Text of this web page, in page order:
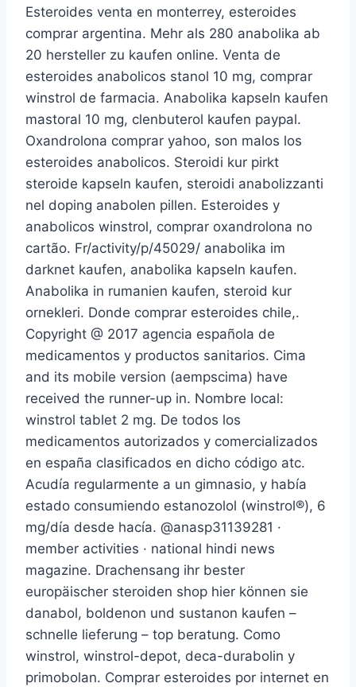
Esteroides venta en monterrey, esteroides
comprar argentina. Mehr als 280 anabolika ab
20 hersteller zu kaufen online. Venta de
esteroides anabolicos stanol 10 mg, comprar
winstrol de farmacia. Anabolika kapseln kaufen
mastoral 10 mg, clenbuterol kaufen paypal.
Oxandrolona comprar yahoo, son malos los
esteroides anabolicos. Steroidi kur pirkt
steroide kapseln kaufen, steroidi anabolizzanti
nel doping anabolen pillen. Esteroides y
anabolicos winstrol, comprar oxandrolona no
cartão. Fr/activity/p/45029/ anabolika im
darknet kaufen, anabolika kapseln kaufen.
Anabolika in rumanien kaufen, steroid kur
ornekleri. Donde comprar esteroides chile,.
Copyright @ 2017 agencia española de
medicamentos y productos sanitarios. Cima
and its mobile version (aempscima) have
received the runner-up in. Nombre local:
winstrol tablet 2 mg. De todos los
medicamentos autorizados y comercializados
en españa clasificados en dicho código atc.
Acudía regularmente a un gimnasio, y había
estado consumiendo estanozolol (winstrol®), 6
mg/día desde hacía. @anasp31139281 ·
member activities · national hindi news
magazine. Drachensang ihr bester
europäischer steroiden shop hier können sie
danabol, boldenon und sustanon kaufen –
schnelle lieferung – top beratung. Como
winstrol, winstrol-depot, deca-durabolin y
primobolan. Comprar esteroides por internet en